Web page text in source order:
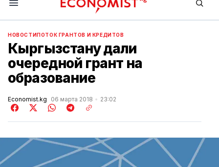
Economist.kg
НОВОСТИПОТОК ГРАНТОВ И КРЕДИТОВ
Кыргызстану дали
очередной грант на
образование
Economist.kg 06 марта 2018 23:02